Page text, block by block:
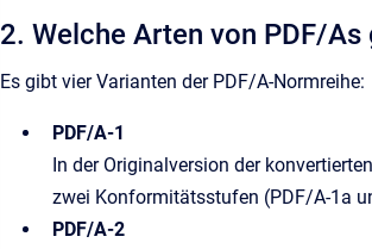
2. Welche Arten von PDF/As
Es gibt vier Varianten der PDF/A-Normreihe:
PDF/A-1
In der Originalversion der
zwei Konformitätsstufen (PDF/A-1a
PDF/A-2